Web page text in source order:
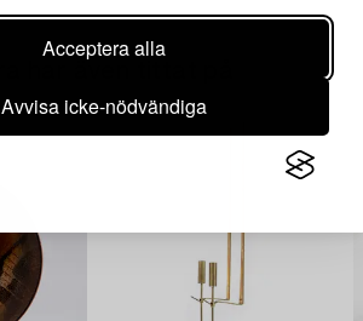
Acceptera alla
Avvisa icke-nödvändiga